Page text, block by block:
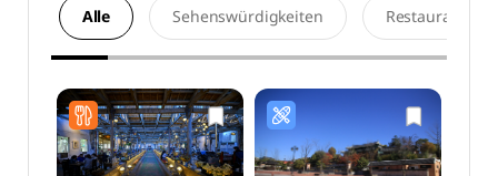
Alle Sehenswürdigkeiten Restaurants